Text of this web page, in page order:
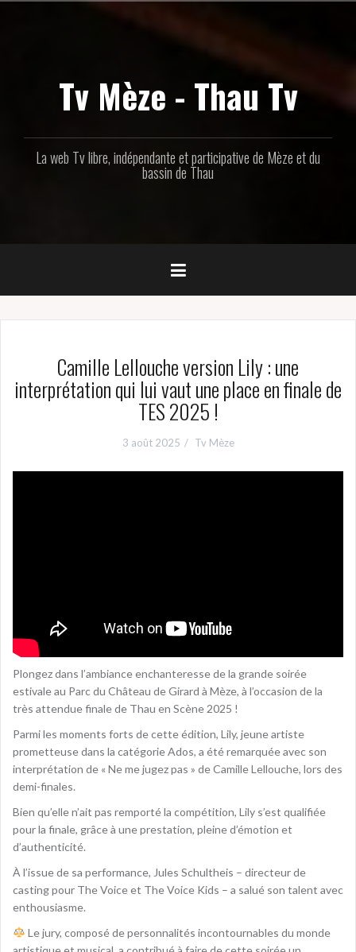
Tv Mèze - Thau Tv
La web Tv libre, indépendante et participative de Mèze et du
bassin de Thau
Camille Lellouche version Lily : une
interprétation qui lui vaut une place en finale de
TES 2025 !
3 août 2025 Tv Mèze
Plongez dans l’ambiance enchanteresse de la grande soirée
estivale au Parc du Château de Girard à Mèze, à l’occasion de la
très attendue finale de Thau en Scène 2025 !
Parmi les moments forts de cette édition, Lily, jeune artiste
prometteuse dans la catégorie Ados, a été remarquée avec son
interprétation de « Ne me jugez pas » de Camille Lellouche, lors des
demi-finales.
Bien qu’elle n’ait pas remporté la compétition, Lily s’est qualifiée
pour la finale, grâce à une prestation, pleine d’émotion et
d’authenticité.
À l’issue de sa performance, Jules Schultheis – directeur de
casting pour The Voice et The Voice Kids – a salué son talent avec
enthousiasme.
Le jury, composé de personnalités incontournables du monde